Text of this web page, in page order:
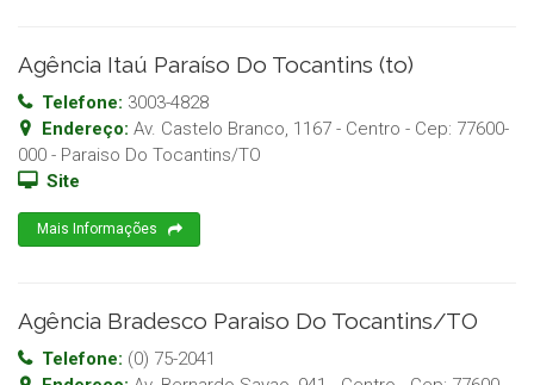
Agência Itaú Paraíso Do Tocantins (to)
Telefone: 3003-4828
Endereço: Av. Castelo Branco, 1167 - Centro - Cep: 77600-
000 - Paraiso Do Tocantins/TO
Site
Mais Informações
Agência Bradesco Paraiso Do Tocantins/TO
Telefone: (0) 75-2041